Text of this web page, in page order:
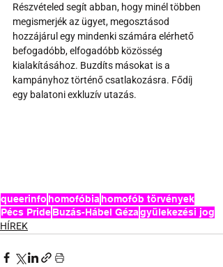
Részvételed segít abban, hogy minél többen
megismerjék az ügyet, megosztásod
hozzájárul egy mindenki számára elérhető
befogadóbb, elfogadóbb közösség
kialakításához. Buzdíts másokat is a
kampányhoz történő csatlakozásra. Fődíj
egy balatoni exkluzív utazás.
queerinfohomofóbiahomofób törvények
Pécs PrideBuzás-Hábel Gézagyülekezési jog
HÍREK